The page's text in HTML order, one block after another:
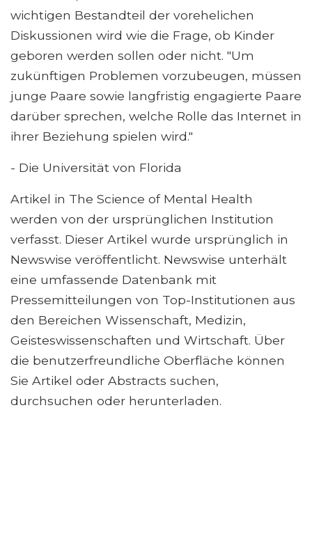
wichtigen Bestandteil der vorehelichen
Diskussionen wird wie die Frage, ob Kinder
geboren werden sollen oder nicht. "Um
zukünftigen Problemen vorzubeugen, müssen
junge Paare sowie langfristig engagierte Paare
darüber sprechen, welche Rolle das Internet in
ihrer Beziehung spielen wird."
- Die Universität von Florida
Artikel in The Science of Mental Health
werden von der ursprünglichen Institution
verfasst. Dieser Artikel wurde ursprünglich in
Newswise veröffentlicht. Newswise unterhält
eine umfassende Datenbank mit
Pressemitteilungen von Top-Institutionen aus
den Bereichen Wissenschaft, Medizin,
Geisteswissenschaften und Wirtschaft. Über
die benutzerfreundliche Oberfläche können
Sie Artikel oder Abstracts suchen,
durchsuchen oder herunterladen.